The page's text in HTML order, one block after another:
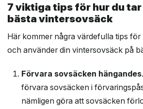
7 viktiga tips för hur du tar
bästa vintersovsäck
Här kommer några värdefulla tips
och använder din vintersovsäck på
Förvara sovsäcken hängandes
förvara sovsäcken i
nämligen göra att sovsäcken